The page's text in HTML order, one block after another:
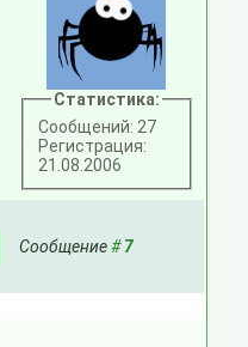
Статистика:
Сообщений: 27
Регистрация:
21.08.2006
Сообщение#7